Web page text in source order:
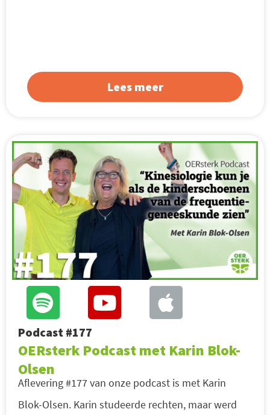
Lees meer
Podcast #177
OERsterk Podcast met Karin Blok-
Olsen
Aflevering #177 van onze podcast is met Karin
Blok-Olsen. Karin studeerde rechten, maar werd